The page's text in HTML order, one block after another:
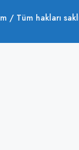
/ Tüm hakları